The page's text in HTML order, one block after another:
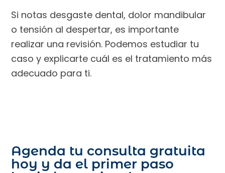
Si notas desgaste dental, dolor mandibular
o tensión al despertar, es importante
realizar una revisión. Podemos estudiar tu
caso y explicarte cuál es el tratamiento más
adecuado para ti.
Agenda tu consulta gratuita
hoy y da el primer paso